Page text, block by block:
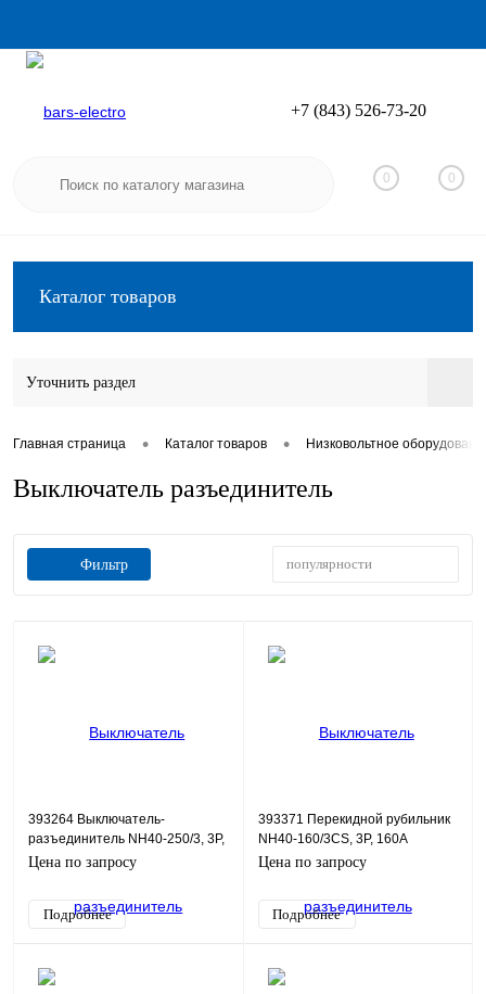
Вход
+7 (843) 526-73-20
0 0
Каталог товаров
Уточнить раздел
Главная страница • Каталог товаров • Низковольтное
Выключатель разъединитель
Фильтр популярности
393264 Выключатель-
разъединитель NH40-250/3, 3P,
250А
Цена по запросу
Подробнее
393371 Перекидной рубильник
NH40-160/3CS, 3P, 160А
Цена по запросу
Подробнее